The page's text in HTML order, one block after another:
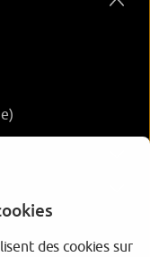
des cookies sur